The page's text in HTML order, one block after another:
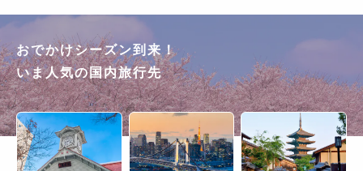
おでかけシーズン到来！
いま人気の国内旅行先